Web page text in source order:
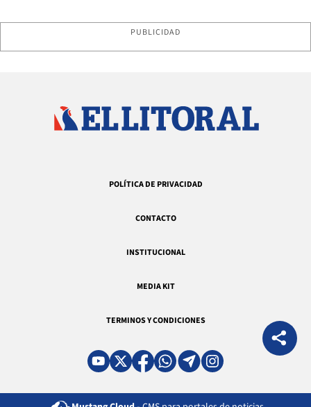
PUBLICIDAD
POLÍTICA DE PRIVACIDAD
CONTACTO
INSTITUCIONAL
MEDIA KIT
TERMINOS Y CONDICIONES